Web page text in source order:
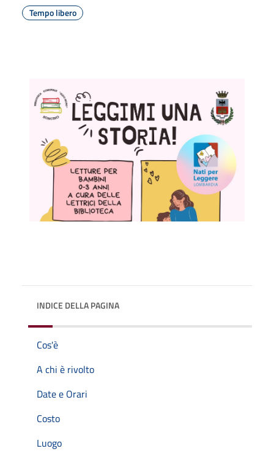
Tempo libero
INDICE DELLA PAGINA
Cos'è
A chi è rivolto
Date e Orari
Costo
Luogo